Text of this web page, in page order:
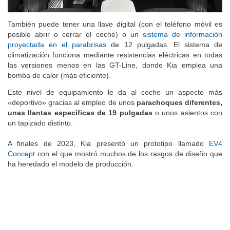
También puede tener una llave digital (con el teléfono móvil es
posible abrir o cerrar el coche) o unsistema de información
proyectada en el parabrisasde 12 pulgadas. El sistema de
climatización funciona mediante resistencias eléctricas en todas
las versiones menos en las GT-Line, donde Kia emplea una
Este nivel de equipamiento le da al coche un aspecto más
«deportivo» gracias al empleo de unosparachoques diferentes,
unas llantas específicas de 19 pulgadas
A finales de 2023, Kia presentó un prototipo llamado EV4
Conceptcon el que mostró muchos de los rasgos de diseño que